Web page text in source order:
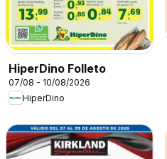
HiperDino Folleto
07/08 - 10/08/2026
HiperDino